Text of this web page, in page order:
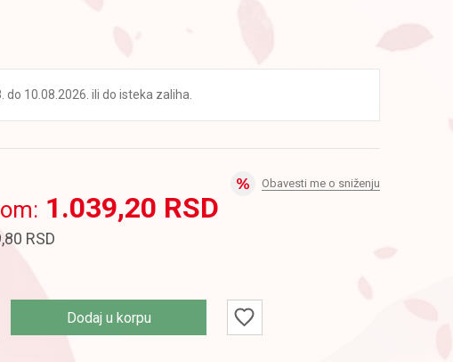
do 10.08.2026. ili do isteka zaliha.
1.039,20 RSD
RSD
Obavesti me o sniženju
Dodaj u korpu